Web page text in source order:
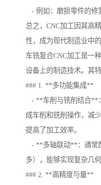
- 例如：磨损零件的修
总之，CNC加工因其高
性，成为现代制造业中的
车铣复合CNC加工是一
设备上的制造技术。其
### 1. **多功能集成**
- **车削与铣削结合**
成车削和铣削操作，减
提高了加工效率。
- **多轴联动**：通常
多），能够实现复杂几
### 2. **高精度与量**